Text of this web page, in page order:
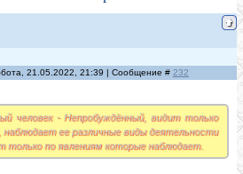
21.05.2022, 21:39 | Сообщение # 232
человек - Непробуждённый, видит только
наблюдает ее различные виды деятельности
только по явлениям которые наблюдает.